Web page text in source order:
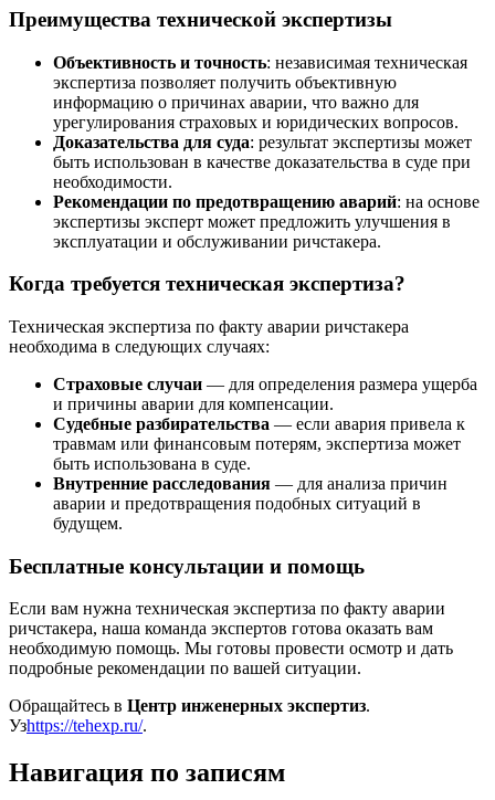
Преимущества технической экспертизы
Объективность и точность: независимая техническая
экспертиза позволяет получить объективную
информацию о причинах аварии, что важно для
урегулирования страховых и юридических вопросов.
Доказательства для суда: результат экспертизы может
быть использован в качестве доказательства в суде при
необходимости.
Рекомендации по предотвращению аварий: на основе
экспертизы эксперт может предложить улучшения в
эксплуатации и обслуживании ричстакера.
Когда требуется техническая экспертиза?
Техническая экспертиза по факту аварии ричстакера
необходима в следующих случаях:
Страховые случаи — для определения размера ущерба
и причины аварии для компенсации.
Судебные разбирательства — если авария привела к
травмам или финансовым потерям, экспертиза может
быть использована в суде.
Внутренние расследования — для анализа причин
аварии и предотвращения подобных ситуаций в
будущем.
Бесплатные консультации и помощь
Если вам нужна техническая экспертиза по факту аварии
ричстакера, наша команда экспертов готова оказать вам
необходимую помощь. Мы готовы провести осмотр и дать
подробные рекомендации по вашей ситуации.
Обращайтесь в Центр инженерных экспертиз.
Узhttps://tehexp.ru/.
Навигация по записям